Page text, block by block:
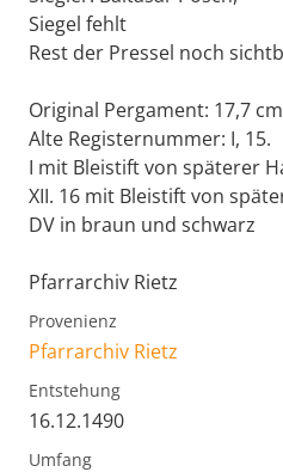
Siegel fehlt
Rest der Pressel noch
Original Pergament: 17,7
Alte Registernummer: I, 15.
I mit Bleistift von späterer
XII. 16 mit Bleistift von
DV in braun und schwarz
Pfarrarchiv Rietz
Provenienz
Pfarrarchiv Rietz
Entstehung
16.12.1490
Umfang